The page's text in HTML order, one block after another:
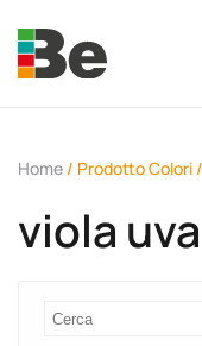
Skip to main
Home / Prodotto Colori
viola uva